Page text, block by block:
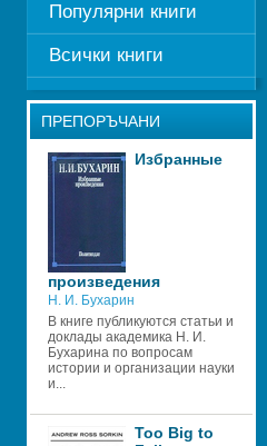
Популярни книги
Всички книги
ПРЕПОРЪЧАНИ
Избранные
произведения
Н. И. Бухарин
В книге публикуются статьи и
доклады академика Н. И.
Бухарина по вопросам
истории и организации науки
и...
Too Big to